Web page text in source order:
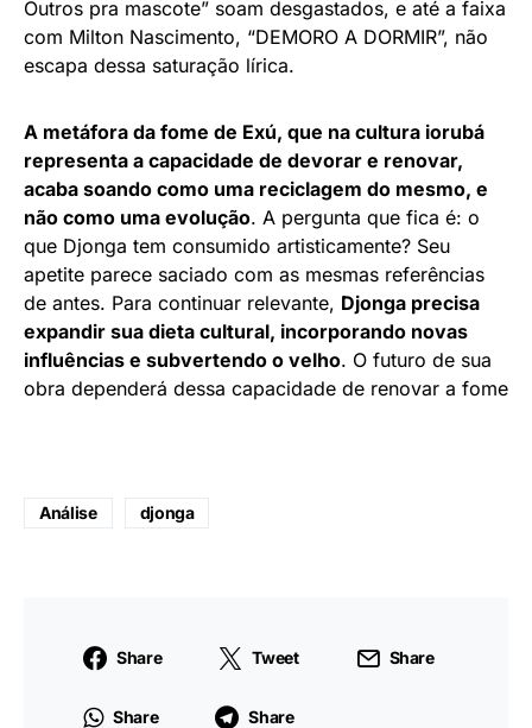
Outros pra mascote” soam desgastados, e até a faixa
com Milton Nascimento, “DEMORO A DORMIR”, não
escapa dessa saturação lírica.
A metáfora da fome de Exú, que na cultura iorubá
representa a capacidade de devorar e renovar,
acaba soando como uma reciclagem do mesmo, e
não como uma evolução. A pergunta que fica é: o
que Djonga tem consumido artisticamente? Seu
apetite parece saciado com as mesmas referências
de antes. Para continuar relevante, Djonga precisa
expandir sua dieta cultural, incorporando novas
influências e subvertendo o velho. O futuro de sua
obra dependerá dessa capacidade de renovar a fome
Análise djonga
Share Tweet Share
Share Share